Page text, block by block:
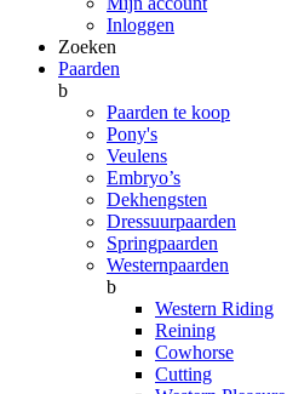
Inloggen
Zoeken
Paarden
b
Paarden te koop
Pony's
Veulens
Embryo’s
Dekhengsten
Dressuurpaarden
Springpaarden
Westernpaarden
b
Western Riding
Reining
Cowhorse
Cutting